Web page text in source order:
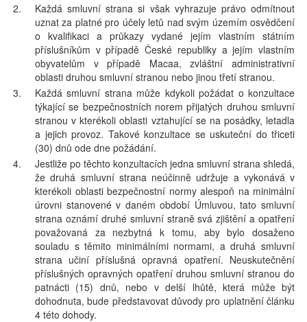
2.
Každá smluvní strana si však vyhrazuje právo odmítnout
uznat za platné pro účely letů nad svým územím osvědčení
o kvalifikaci a průkazy vydané jejím vlastním státním
příslušníkům v případě České republiky a jejím vlastním
obyvatelům v případě Macaa, zvláštní administrativní
oblasti druhou smluvní stranou nebo jinou třetí stranou.
3.
Každá smluvní strana může kdykoli požádat o konzultace
týkající se bezpečnostních norem přijatých druhou smluvní
stranou v kterékoli oblasti vztahující se na posádky, letadla
a jejich provoz. Takové konzultace se uskuteční do třiceti
(30) dnů ode dne požádání.
4.
Jestliže po těchto konzultacích jedna smluvní strana shledá,
že druhá smluvní strana neúčinně udržuje a vykonává v
kterékoli oblasti bezpečnostní normy alespoň na minimální
úrovni stanovené v daném období Úmluvou, tato smluvní
strana oznámí druhé smluvní straně svá zjištění a opatření
považovaná za nezbytná k tomu, aby bylo dosaženo
souladu s těmito minimálními normami, a druhá smluvní
strana učiní příslušná opravná opatření. Neuskutečnění
příslušných opravných opatření druhou smluvní stranou do
patnácti (15) dnů, nebo v delší lhůtě, která může být
dohodnuta, bude představovat důvody pro uplatnění článku
4 této dohody.